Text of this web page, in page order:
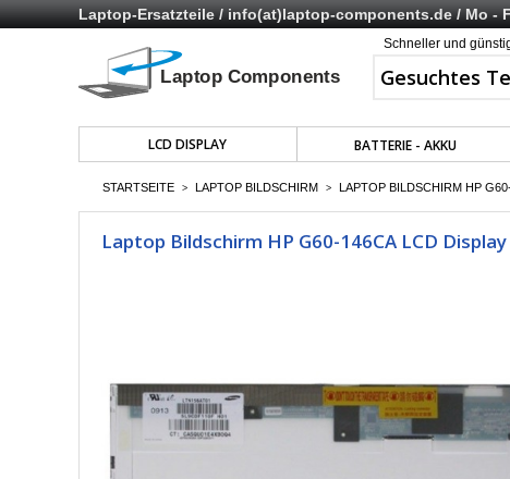
Laptop-Ersatzteile /info(at)laptop-components.de/ Mo -
Schneller und
LCD DISPLAY BATTERIE - AKKU
STARTSEITE > LAPTOP BILDSCHIRM > LAPTOP BILDSCHIRM HP
Laptop Bildschirm HP G60-146CA LCD